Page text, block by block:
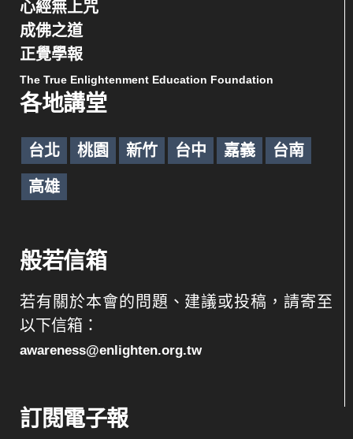
心經無上咒
成佛之道
正覺學報
The True Enlightenment Education Foundation
各地講堂
台北 桃園 新竹 台中 嘉義 台南
高雄
般若信箱
若有關於本會的問題、建議或投稿，請寄至
以下信箱：
awareness@enlighten.org.tw
訂閱電子報